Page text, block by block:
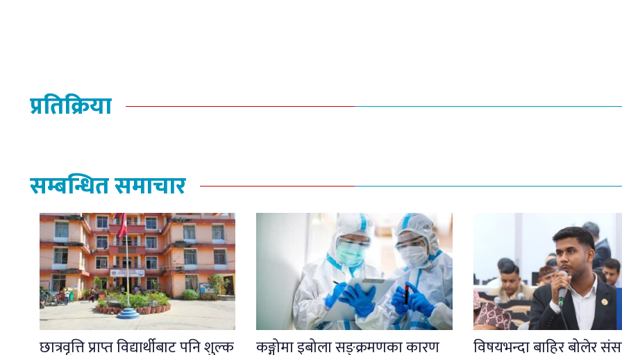
प्रतिक्रिया
सम्बन्धित समाचार
छात्रवृत्ति प्राप्त विद्यार्थीबाट पनि शुल्क
कङ्गोमा इबोला सङ्क्रमणका कारण
विषयभन्दा बाहिर बोलेर